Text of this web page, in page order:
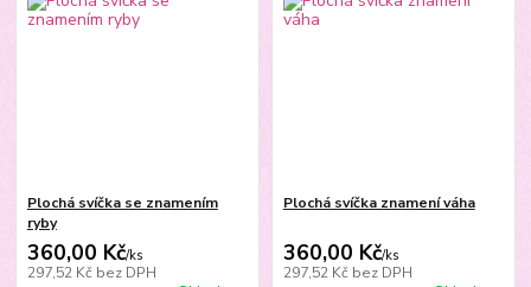
Plochá svíčka se znamením
ryby
360,00 Kč/ks
297,52 Kč bez DPH
Plochá svíčka znamení váha
360,00 Kč/ks
297,52 Kč bez DPH